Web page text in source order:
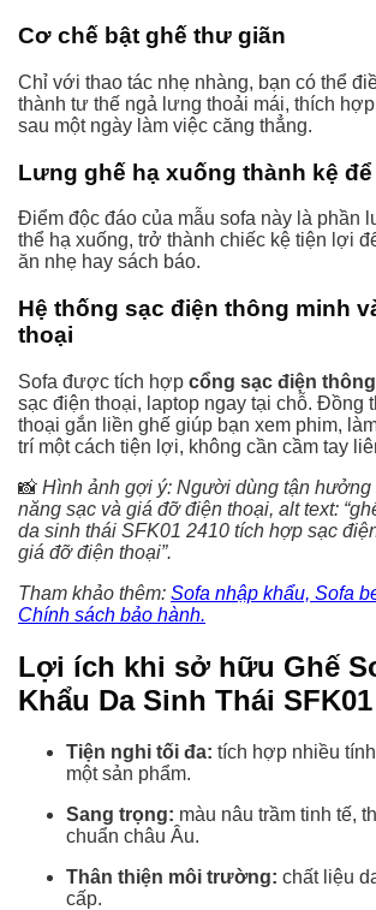
Cơ chế bật ghế thư giãn
Chỉ với thao tác nhẹ nhàng, bạn có thể
thành tư thế ngả lưng thoải mái, thích
sau một ngày làm việc căng thẳng.
Lưng ghế hạ xuống thành kệ
Điểm độc đáo của mẫu sofa này là phần
thể hạ xuống, trở thành chiếc kệ tiện lợi
ăn nhẹ hay sách báo.
Hệ thống sạc điện thông minh
thoại
Sofa được tích hợp cổng sạc điện
sạc điện thoại, laptop ngay tại chỗ. Đồng
thoại gắn liền ghế giúp bạn xem phim,
trí một cách tiện lợi, không cần cầm tay
📸 Hình ảnh gợi ý: Người dùng tận hưởng
năng sạc và giá đỡ điện thoại, alt text:
da sinh thái SFK01 2410 tích hợp sạc
giá đỡ điện thoại”.
Tham khảo thêm: Sofa nhập khẩu, Sofa
Chính sách bảo hành.
Lợi ích khi sở hữu Ghế
Khẩu Da Sinh Thái SFK01
Tiện nghi tối đa: tích hợp nhiều
một sản phẩm.
Sang trọng: màu nâu trầm tinh tế,
chuẩn châu Âu.
Thân thiện môi trường: chất liệu
cấp.